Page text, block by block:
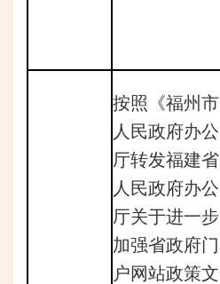
按照《福州市
人民政府办公
厅转发福建省
人民政府办公
厅关于进一步
加强省政府门
户网站政策文